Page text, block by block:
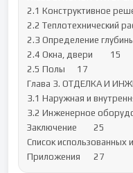
2.1 Конструктивное
2.2 Теплотехнический
2.3 Определение глубины
2.4 Окна, двери 	15
2.5 Полы 	17
Глава 3. ОТДЕЛКА И
3.1 Наружная и внутренняя
3.2 Инженерное
Заключение 	25
Список использованных
Приложения	27